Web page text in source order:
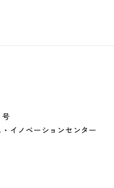
イノベーションセンター